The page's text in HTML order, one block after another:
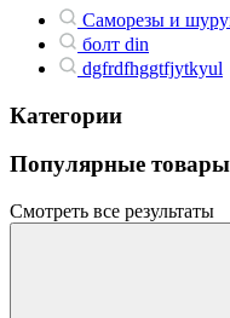
Саморезы и
болт din
dgfrdfhggtfjytkyul
Категории
Популярные товары
Смотреть все результаты